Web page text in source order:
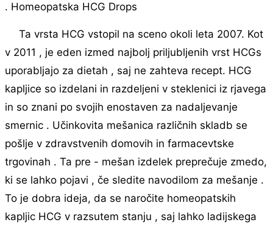
. Homeopatska HCG Drops
Ta vrsta HCG vstopil na sceno okoli leta 2007. Kot
v 2011 , je eden izmed najbolj priljubljenih vrst HCGs
uporabljajo za dietah , saj ne zahteva recept. HCG
kapljice so izdelani in razdeljeni v steklenici iz rjavega
in so znani po svojih enostaven za nadaljevanje
smernic . Učinkovita mešanica različnih skladb se
pošlje v zdravstvenih domovih in farmacevtske
trgovinah . Ta pre - mešan izdelek preprečuje zmedo,
ki se lahko pojavi , če sledite navodilom za mešanje .
To je dobra ideja, da se naročite homeopatskih
kapljic HCG v razsutem stanju , saj lahko ladijskega